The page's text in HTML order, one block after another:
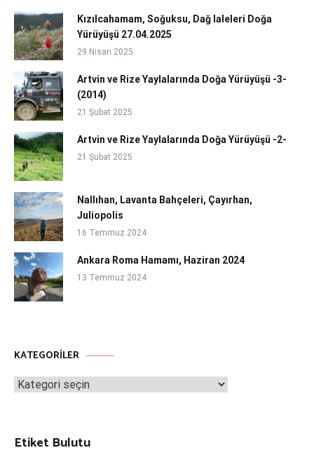
Kızılcahamam, Soğuksu, Dağ laleleri Doğa
Yürüyüşü 27.04.2025
29 Nisan 2025
Artvin ve Rize Yaylalarında Doğa Yürüyüşü -3-
(2014)
21 Şubat 2025
Artvin ve Rize Yaylalarında Doğa Yürüyüşü -2-
21 Şubat 2025
Nallıhan, Lavanta Bahçeleri, Çayırhan,
Juliopolis
16 Temmuz 2024
Ankara Roma Hamamı, Haziran 2024
13 Temmuz 2024
KATEGORILER
Kategoriler
Etiket Bulutu